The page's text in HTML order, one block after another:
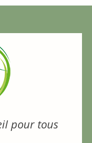
pour tous